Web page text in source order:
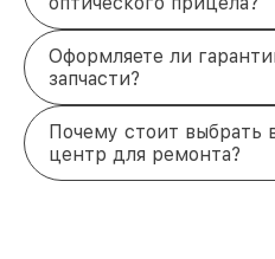
Оформляете ли
запчасти?
Почему стоит выбрать
центр для ремонта?